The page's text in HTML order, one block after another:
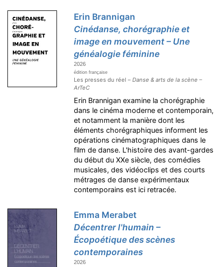
Erin Brannigan
Cinédanse, chorégraphie et
image en mouvement – Une
généalogie féminine
2026
édition française
Les presses du réel –Danse & arts de la scène –
ArTeC
Erin Brannigan examine la chorégraphie
dans le cinéma moderne et contemporain,
et notamment la manière dont les
éléments chorégraphiques informent les
opérations cinématographiques dans le
film de danse. L'histoire des avant-gardes
du début du XXe siècle, des comédies
musicales, des vidéoclips et des courts
métrages de danse expérimentaux
contemporains est ici retracée.
Emma Merabet
Décentrer l'humain –
Écopoétique des scènes
contemporaines
2026